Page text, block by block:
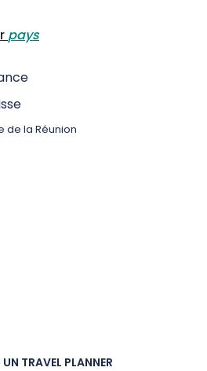
pays
de la Réunion
TRAVEL PLANNER